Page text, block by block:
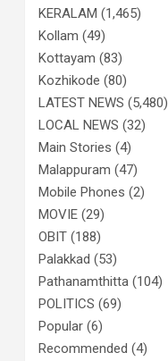
KERALAM (1,465)
Kollam (49)
Kottayam (83)
Kozhikode (80)
LATEST NEWS (5,480)
LOCAL NEWS (32)
Main Stories (4)
Malappuram (47)
Mobile Phones (2)
MOVIE (29)
OBIT (188)
Palakkad (53)
Pathanamthitta (104)
POLITICS (69)
Popular (6)
Recommended (4)